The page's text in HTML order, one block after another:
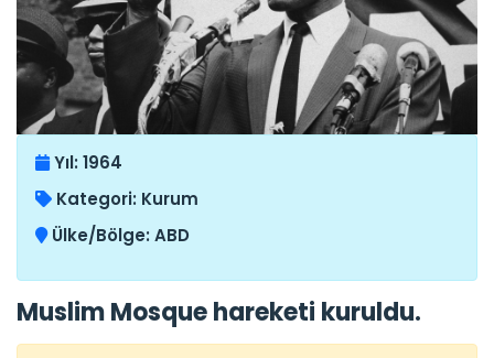
Yıl: 1964
Kategori: Kurum
Ülke/Bölge: ABD
Muslim Mosque hareketi kuruldu.